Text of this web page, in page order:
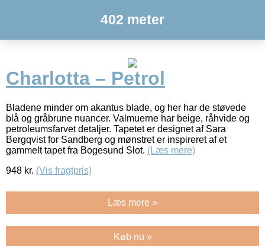
402 meter
Charlotta – Petrol
Bladene minder om akantus blade, og her har de støvede
blå og gråbrune nuancer. Valmuerne har beige, råhvide og
petroleumsfarvet detaljer. Tapetet er designet af Sara
Bergqvist for Sandberg og mønstret er inspireret af et
gammelt tapet fra Bogesund Slot. (Læs mere)
948 kr. (Vis fragtpris)
Læs mere »
Køb nu »